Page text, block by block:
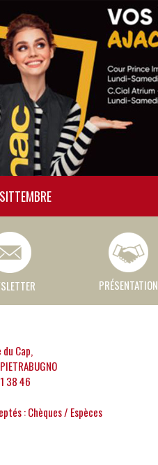
SITTEMBRE
PRÉSENTATION
Cap,
38 46
: Chèques / Espèces